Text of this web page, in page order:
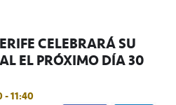
CELEBRARÁ SU
EL PRÓXIMO DÍA 30
- 11:40